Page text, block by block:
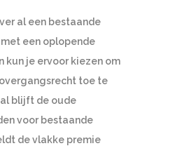
al een bestaande
een oplopende
kun je ervoor kiezen om
toe te
blijft de oude
voor bestaande
de vlakke premie